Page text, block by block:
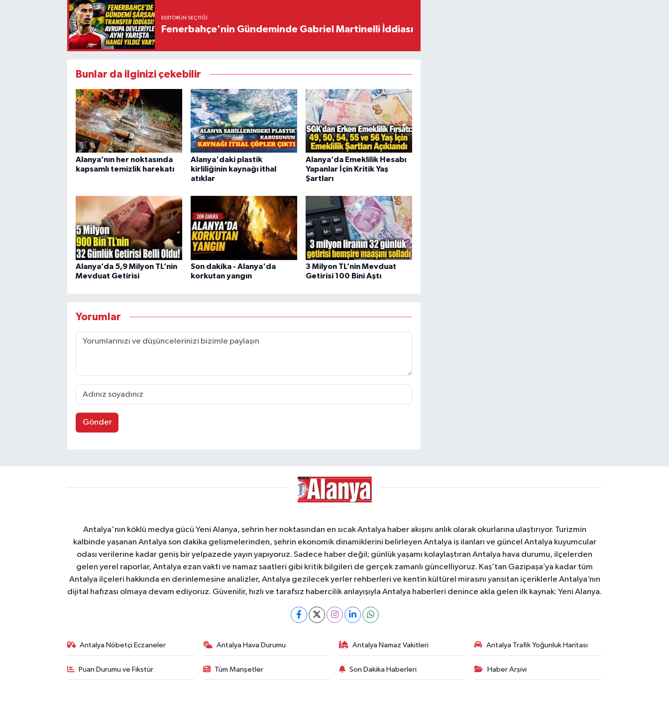
EDITÖRÜN SEÇTIĞI
Fenerbahçe'nin Gündeminde Gabriel Martinelli İddiası
Bunlar da ilginizi çekebilir
Alanya’nın her noktasında
kapsamlı temizlik harekatı
Alanya'daki plastik
kirliliğinin kaynağı ithal
atıklar
Alanya’da Emeklilik Hesabı
Yapanlar İçin Kritik Yaş
Şartları
Alanya’da 5,9 Milyon TL’nin
Mevduat Getirisi
Son dakika - Alanya'da
korkutan yangın
3 Milyon TL’nin Mevduat
Getirisi 100 Bini Aştı
Yorumlar
Gönder
Antalya'nın köklü medya gücü Yeni Alanya, şehrin her noktasından en sıcak Antalya haber akışını anlık olarak okurlarına ulaştırıyor. Turizmin
kalbinde yaşanan Antalya son dakika gelişmelerinden, şehrin ekonomik dinamiklerini belirleyen Antalya iş ilanları ve güncel Antalya kuyumcular
odası verilerine kadar geniş bir yelpazede yayın yapıyoruz. Sadece haber değil; günlük yaşamı kolaylaştıran Antalya hava durumu, ilçelerden
gelen yerel raporlar, Antalya ezan vakti ve namaz saatleri gibi kritik bilgileri de gerçek zamanlı güncelliyoruz. Kaş’tan Gazipaşa’ya kadar tüm
Antalya ilçeleri hakkında en derinlemesine analizler, Antalya gezilecek yerler rehberleri ve kentin kültürel mirasını yansıtan içeriklerle Antalya’nın
dijital hafızası olmaya devam ediyoruz. Güvenilir, hızlı ve tarafsız habercilik anlayışıyla Antalya haberleri denince akla gelen ilk kaynak: Yeni Alanya.
Antalya Nöbetçi Eczaneler Antalya Hava Durumu Antalya Namaz Vakitleri Antalya Trafik Yoğunluk Haritası
Puan Durumu ve Fikstür Tüm Manşetler Son Dakika Haberleri Haber Arşivi